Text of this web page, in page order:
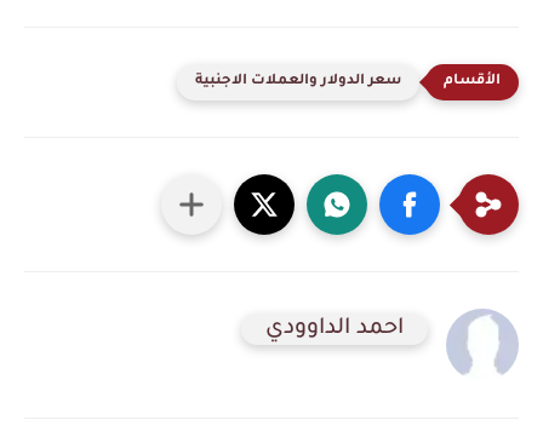
سعر الدولار والعملات الاجنبية
احمد الداوودي